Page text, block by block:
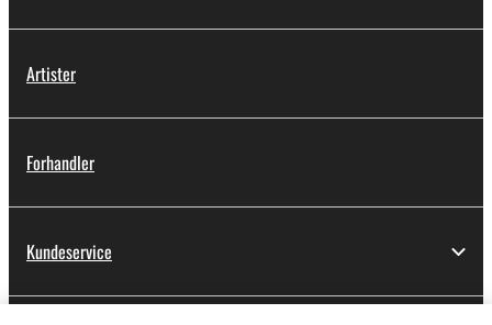
Artister
Forhandler
Kundeservice